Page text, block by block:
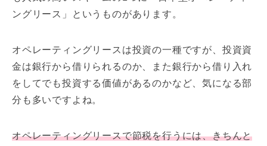
ングリース」というものがあります。
オペレーティングリースは投資の一種ですが、投資資
金は銀行から借りられるのか、また銀行から借り入れ
をしてでも投資する価値があるのかなど、気になる部
分も多いですよね。
オペレーティングリースで節税を行うには、きちんと